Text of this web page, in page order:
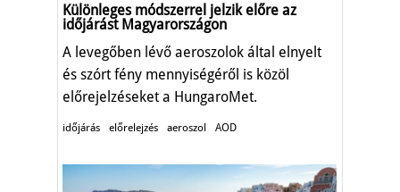
Különleges módszerrel jelzik előre az
időjárást Magyarországon
A levegőben lévő aeroszolok által elnyelt
és szórt fény mennyiségéről is közöl
előrejelzéseket a HungaroMet.
időjárás előrelejzés aeroszol AOD